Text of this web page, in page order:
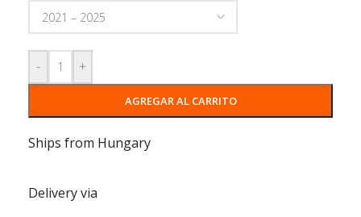
- +
AGREGAR AL CARRITO
Ships from Hungary
Delivery via